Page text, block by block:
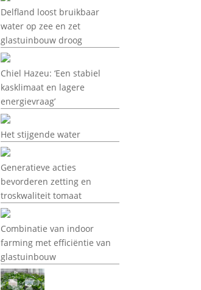
Delfland loost bruikbaar
water op zee en zet
glastuinbouw droog
Chiel Hazeu: ‘Een stabiel
kasklimaat en lagere
energievraag’
Het stijgende water
Generatieve acties
bevorderen zetting en
troskwaliteit tomaat
Combinatie van indoor
farming met efficiëntie van
glastuinbouw